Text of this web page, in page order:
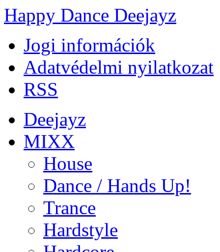
Happy Dance Deejayz
Jogi információk
Adatvédelmi nyilatkozat
RSS
Deejayz
MIXX
House
Dance / Hands Up!
Trance
Hardstyle